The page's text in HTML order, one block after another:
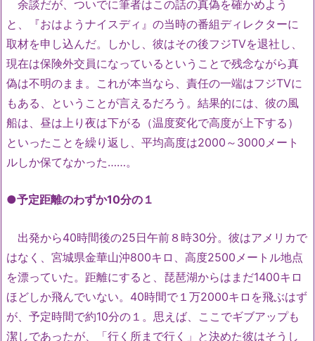
余談だが、ついでに筆者はこの話の真偽を確かめよう
と、『おはようナイスディ』の当時の番組ディレクターに
取材を申し込んだ。しかし、彼はその後フジTVを退社し、
現在は保険外交員になっているということで残念ながら真
偽は不明のまま。これが本当なら、責任の一端はフジTVに
もある、ということが言えるだろう。結果的には、彼の風
船は、昼は上り夜は下がる（温度変化で高度が上下する）
といったことを繰り返し、平均高度は2000～3000メート
ルしか保てなかった……。
●予定距離のわずか10分の１
出発から40時間後の25日午前８時30分。彼はアメリカで
はなく、宮城県金華山沖800キロ、高度2500メートル地点
を漂っていた。距離にすると、琵琶湖からはまだ1400キロ
ほどしか飛んでいない。40時間で１万2000キロを飛ぶはず
が、予定時間で約10分の１。思えば、ここでギブアップも
潔しであったが、「行く所まで行く」と決めた彼はそうし